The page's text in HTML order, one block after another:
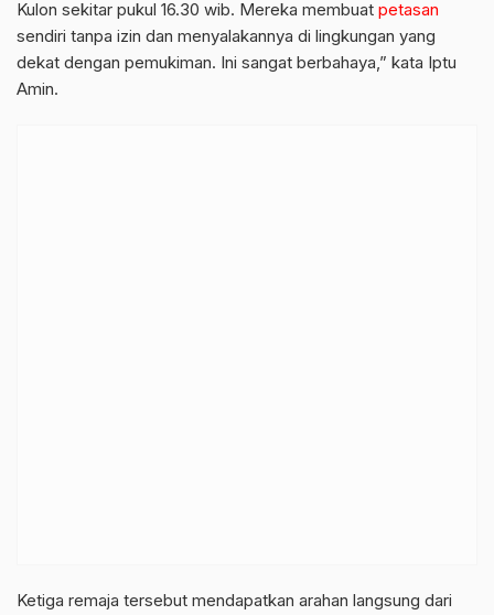
Kulon sekitar pukul 16.30 wib. Mereka membuat petasan
sendiri tanpa izin dan menyalakannya di lingkungan yang
dekat dengan pemukiman. Ini sangat berbahaya,” kata Iptu
Amin.
Ketiga remaja tersebut mendapatkan arahan langsung dari